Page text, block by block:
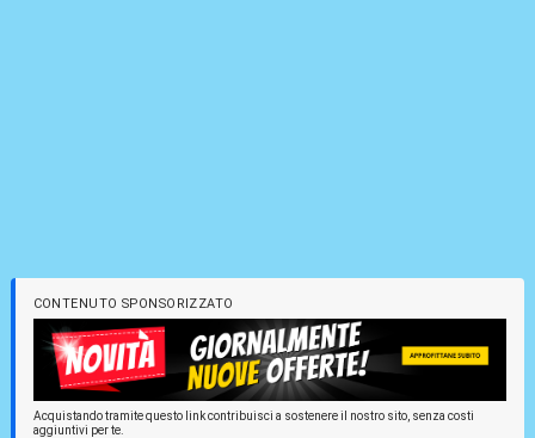
CONTENUTO SPONSORIZZATO
Acquistando tramite questo link contribuisci a sostenere il nostro sito, senza costi
aggiuntivi per te.